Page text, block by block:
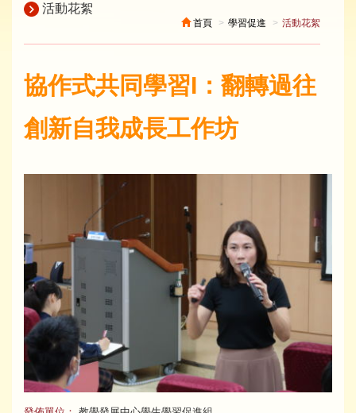
活動花絮
首頁 學習促進 活動花絮
協作式共同學習I：翻轉過往
創新自我成長工作坊